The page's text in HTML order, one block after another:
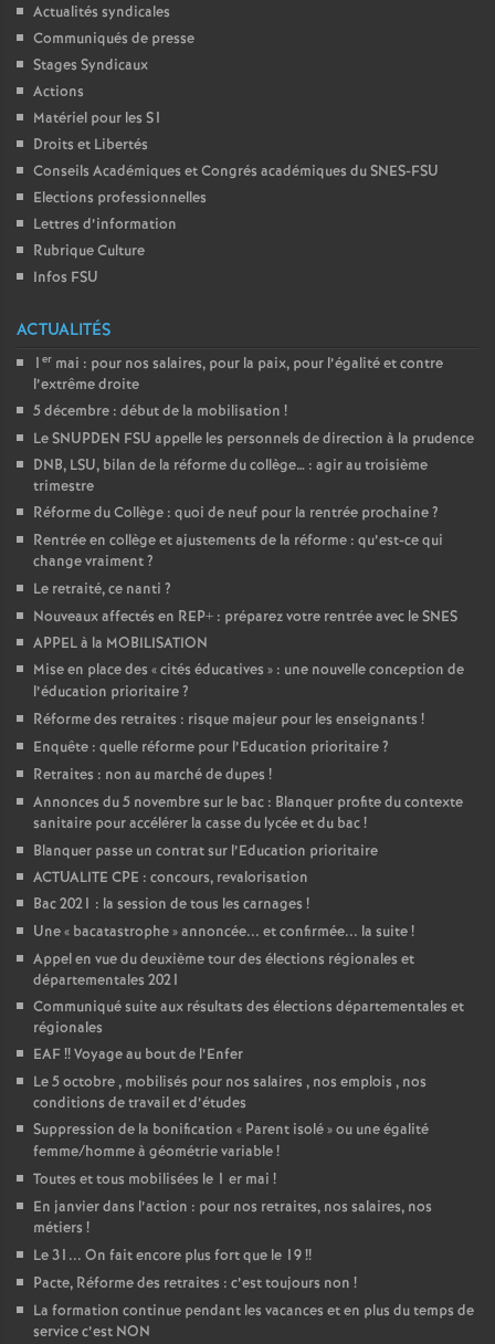
Actualités syndicales
Communiqués de presse
Stages Syndicaux
Actions
Matériel pour les S1
Droits et Libertés
Conseils Académiques et Congrés académiques du SNES-FSU
Elections professionnelles
Lettres d’information
Rubrique Culture
Infos FSU
ACTUALITÉS
1 er mai : pour nos salaires, pour la paix, pour l’égalité et contre
l’extrême droite
5 décembre : début de la mobilisation !
Le SNUPDEN FSU appelle les personnels de direction à la prudence
DNB, LSU, bilan de la réforme du collège… : agir au troisième
trimestre
Réforme du Collège : quoi de neuf pour la rentrée prochaine?
Rentrée en collège et ajustements de la réforme : qu’est-ce qui
change vraiment?
Le retraité, ce nanti ?
Nouveaux affectés en REP+ : préparez votre rentrée avec le SNES
APPEL à la MOBILISATION
Mise en place des «cités éducatives » : une nouvelle conception de
l’éducation prioritaire?
Réforme des retraites : risque majeur pour les enseignants !
Enquête : quelle réforme pour l’Education prioritaire?
Retraites : non au marché de dupes !
Annonces du 5 novembre sur le bac : Blanquer profite du contexte
sanitaire pour accélérer la casse du lycée et du bac!
Blanquer passe un contrat sur l’Education prioritaire
ACTUALITE CPE : concours, revalorisation
Bac 2021 : la session de tous les carnages !
Une « bacatastrophe» annoncée... et confirmée... la suite!
Appel en vue du deuxième tour des élections régionales et
départementales 2021
Communiqué suite aux résultats des élections départementales et
régionales
EAF!! Voyage au bout de l’Enfer
Le 5 octobre , mobilisés pour nos salaires , nos emplois , nos
conditions de travail et d’études
Suppression de la bonification « Parent isolé» ou une égalité
femme/homme à géométrie variable!
Toutes et tous mobilisées le 1 er mai !
En janvier dans l’action : pour nos retraites, nos salaires, nos
métiers !
Le 31... On fait encore plus fort que le 19!!
Pacte, Réforme des retraites : c’est toujours non !
La formation continue pendant les vacances et en plus du temps de
service c’est NON